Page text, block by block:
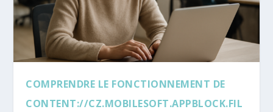
COMPRENDRE LE FONCTIONNEMENT DE
CONTENT://CZ.MOBILESOFT.APPBLOCK.FIL